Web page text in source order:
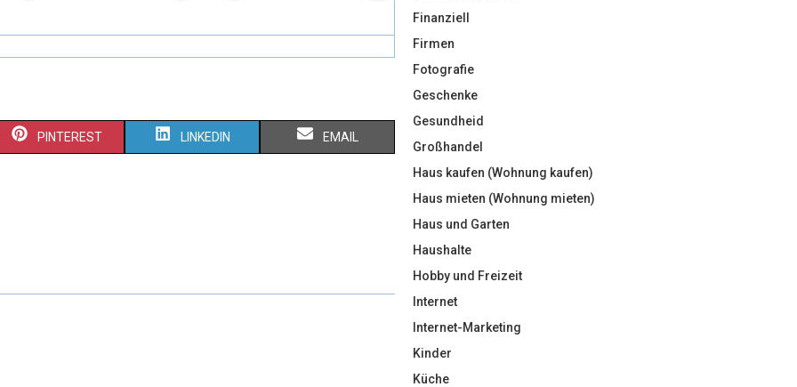
PINTEREST LINKEDIN EMAIL
Finanziell
Firmen
Fotografie
Geschenke
Gesundheid
Großhandel
Haus kaufen (Wohnung kaufen)
Haus mieten (Wohnung mieten)
Haus und Garten
Haushalte
Hobby und Freizeit
Internet
Internet-Marketing
Kinder
Küche